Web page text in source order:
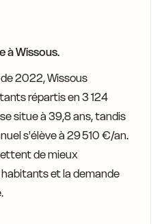
à Wissous.
2022, Wissous
répartis en 3 124
situe à 39,8 ans, tandis
s'élève à 29 510 €/an.
de mieux
et la demande